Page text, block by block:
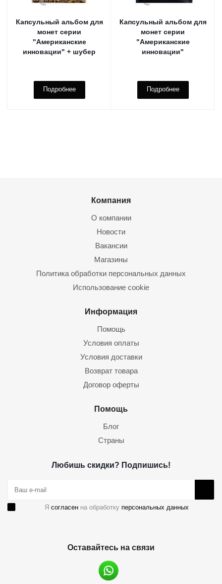
Капсульный альбом для
монет серии
"Американские
инновации" + шубер
Подробнее
Капсульный альбом для
монет серии
"Американские
инновации"
Подробнее
Компания
О компании
Новости
Вакансии
Магазины
Политика обработки персональных данных
Использование cookie
Информация
Помощь
Условия оплаты
Условия доставки
Возврат товара
Договор оферты
Помощь
Блог
Страны
Любишь скидки? Подпишись!
Я согласен на обработку персональных данных
Оставайтесь на связи